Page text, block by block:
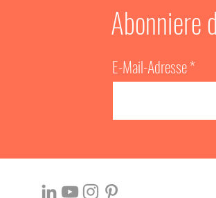
Personalentwicklung
Abonniere
E-Mail-Adresse